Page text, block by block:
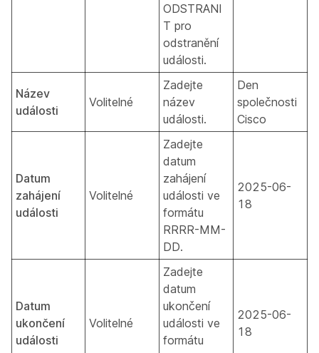
ODSTRANI
T pro
odstranění
události.
Název
události
Volitelné
Zadejte
název
události.
Den
společnosti
Cisco
Datum
zahájení
události
Volitelné
Zadejte
datum
zahájení
události ve
formátu
RRRR-MM-
DD.
2025-06-
18
Datum
ukončení
události
Volitelné
Zadejte
datum
ukončení
události ve
formátu
2025-06-
18